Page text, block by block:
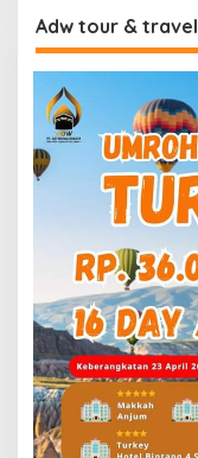
Adw tour & travel